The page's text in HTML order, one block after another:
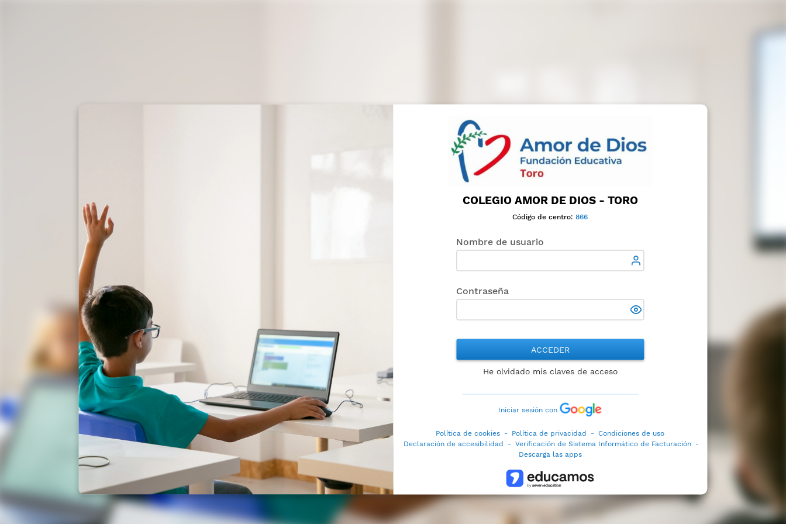
COLEGIO AMOR DE DIOS - TORO
Código de centro:866
Nombre de usuario
Contraseña
ACCEDER
He olvidado mis claves de acceso
Iniciar sesión con
Política de cookies - Política de privacidad - Condiciones de uso
Declaración de accesibilidad
- Verificación de Sistema Informático de Facturación -
Descarga las apps